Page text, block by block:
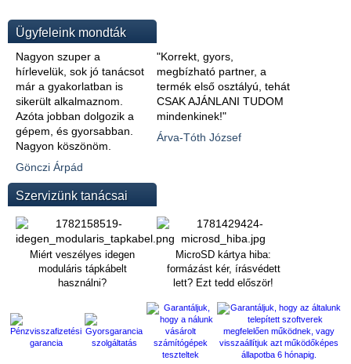
Ügyfeleink mondták
Nagyon szuper a
hírlevelük, sok jó tanácsot
már a gyakorlatban is
sikerült alkalmaznom.
Azóta jobban dolgozik a
gépem, és gyorsabban.
Nagyon köszönöm.
Gönczi Árpád
"Korrekt, gyors,
megbízható partner, a
termék első osztályú, tehát
CSAK AJÁNLANI TUDOM
mindenkinek!"
Árva-Tóth József
Szervizünk tanácsai
Miért veszélyes idegen
moduláris tápkábelt
használni?
MicroSD kártya hiba:
formázást kér, írásvédett
lett? Ezt tedd először!